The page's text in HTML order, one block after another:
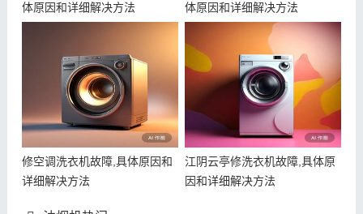
体原因和详细解决方法
体原因和详细解决方法
修空调洗衣机故障,具体原因和
详细解决方法
江阴云亭修洗衣机故障,具体原
因和详细解决方法